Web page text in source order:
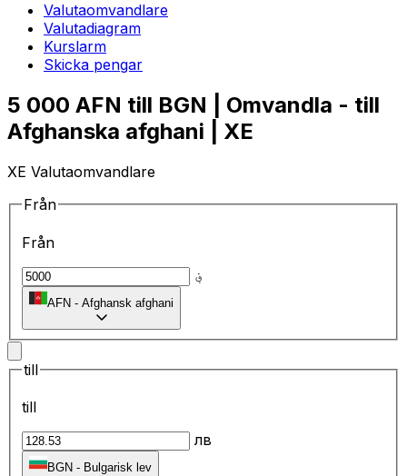
Valutaomvandlare
Valutadiagram
Kurslarm
Skicka pengar
5 000 AFN till BGN | Omvandla - till
Afghanska afghani | XE
XE Valutaomvandlare
Från
Från
؋
AFN - Afghansk afghani
till
till
лв
BGN - Bulgarisk lev